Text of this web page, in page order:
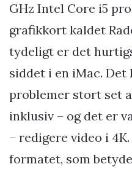
GHz Intel Core i5
grafikkort kaldet
tydeligt er det
siddet i en iMac.
problemer stort set
inklusiv – og det er
– redigere video i
formatet, som